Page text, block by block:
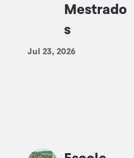
Mestrado
s
Jul 23, 2026